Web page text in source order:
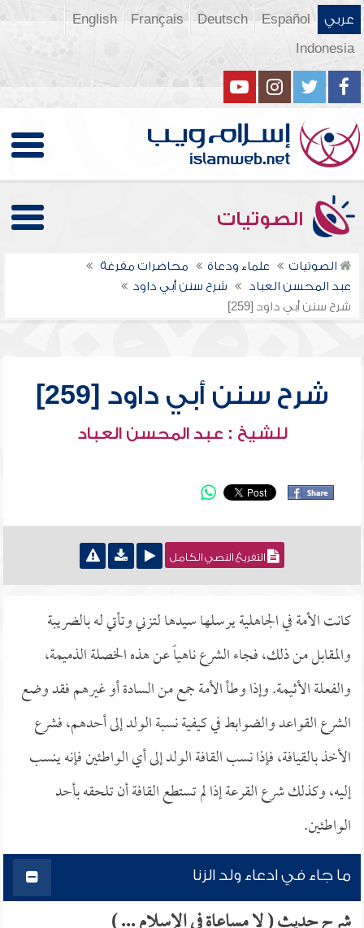
عربي Español
Deutsch
Français
English
Indonesia
الصوتيات
الصوتيات علماء ودعاة
محاضرات مفرغة
عبد المحسن العباد
شرح سنن أبي داود
شرح سنن أبي داود [259]
شرح سنن أبي داود [259]
للشيخ : عبد المحسن العباد
التفريغ النصي الكامل
كانت الأمة في الجاهلية يرسلها سيدها لتزني وتأتي له بالضريبة
والمقابل من ذلك، فجاء الشرع ناهياً عن هذه الخصلة الذميمة،
والفعلة الأثيمة. وإذا وطأ الأمة جمع من السادة أو غيرهم فقد وضع
الشرع القواعد والضوابط في كيفية نسبة الولد إلى أحدهم، فشرع
الأخذ بالقيافة، فإذا نسب القافة الولد إلى أي الواطئين فإنه ينسب
إليه، وكذلك شرع القرعة إذا لم تستطع القافة أن تلحقه بأحد
الواطئين.
ما جاء في ادعاء ولد الزنا